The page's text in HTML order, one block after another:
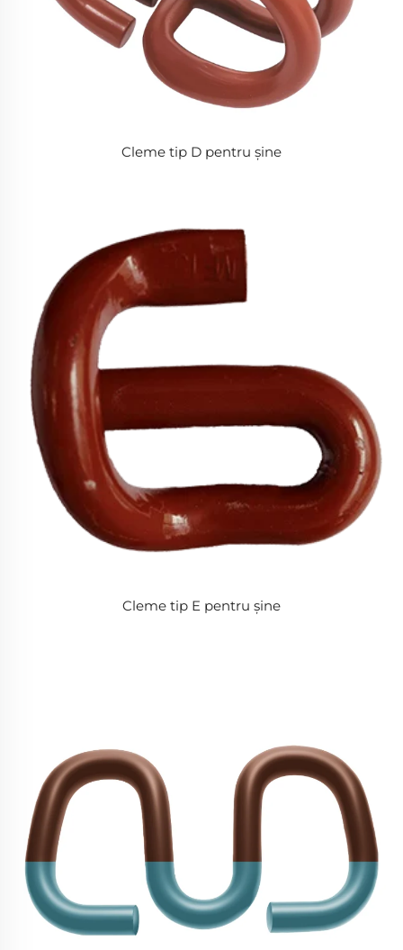
Cleme tip D pentru șine
Cleme tip E pentru șine